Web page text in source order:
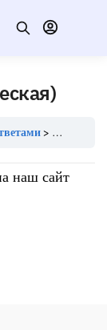
наш сайт